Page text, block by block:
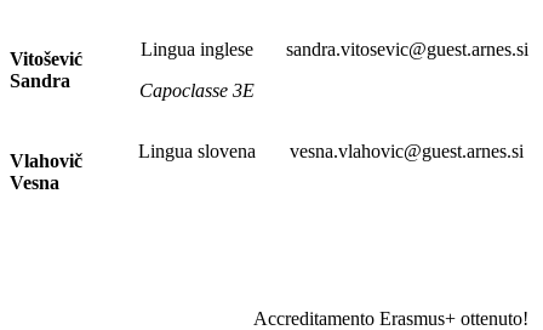
Vitošević
Sandra
Lingua inglese
Capoclasse 3E
sandra.vitosevic@guest.arnes.si
Vlahovič
Vesna
Lingua slovena vesna.vlahovic@guest.arnes.si
Accreditamento Erasmus+ ottenuto!